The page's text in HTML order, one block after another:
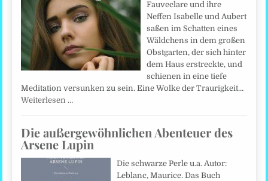
Fauveclare und ihre
Neffen Isabelle und Aubert
saßen im Schatten eines
Wäldchens in dem großen
Obstgarten, der sich hinter
dem Haus erstreckte, und
schienen in eine tiefe
Meditation versunken zu sein. Eine Wolke der Traurigkeit…
Weiterlesen …
Die außergewöhnlichen Abenteuer des
Arsene Lupin
Die schwarze Perle u.a. Autor:
Leblanc, Maurice. Das Buch